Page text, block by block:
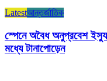
Latestআন্তর্জাতিক
স্পেনে অবৈধ অনুপ্রবেশ
মধ্যে টানাপোড়েন